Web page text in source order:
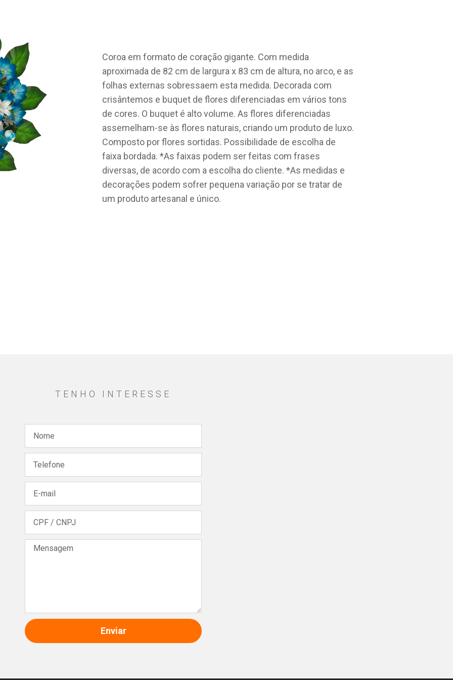
Coroa em formato de coração gigante. Com medida
aproximada de 82 cm de largura x 83 cm de altura, no arco, e as
folhas externas sobressaem esta medida. Decorada com
crisântemos e buquet de flores diferenciadas em vários tons
de cores. O buquet é alto volume. As flores diferenciadas
assemelham-se às flores naturais, criando um produto de luxo.
Composto por flores sortidas. Possibilidade de escolha de
faixa bordada. *As faixas podem ser feitas com frases
diversas, de acordo com a escolha do cliente. *As medidas e
decorações podem sofrer pequena variação por se tratar de
um produto artesanal e único.
TENHO INTERESSE
Enviar